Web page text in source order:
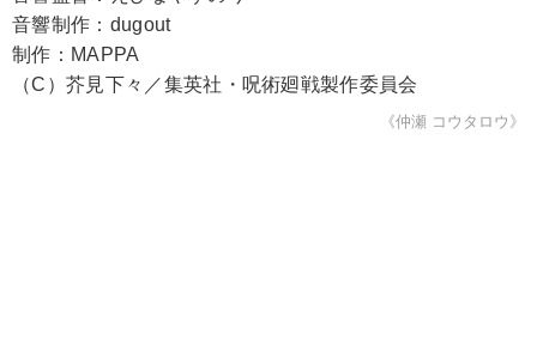
音響制作：dugout
制作：MAPPA
（C）芥見下々／集英社・呪術廻戦製作委員会
《仲瀬 コウタロウ》